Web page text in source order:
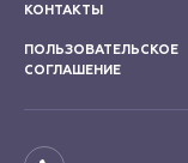
КОНТАКТЫ
ПОЛЬЗОВАТЕЛЬСКОЕ
СОГЛАШЕНИЕ